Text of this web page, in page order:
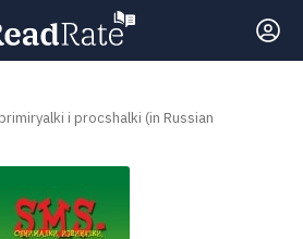
i procshalki (in Russian